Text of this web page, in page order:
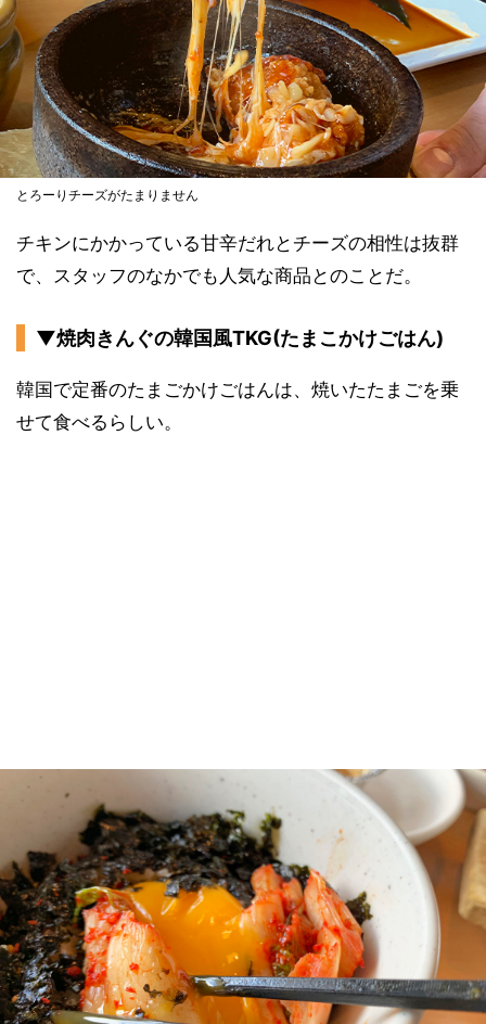
とろーりチーズがたまりません
チキンにかかっている甘辛だれとチーズの相性は抜群
で、スタッフのなかでも人気な商品とのことだ。
▼焼肉きんぐの韓国風TKG(たまこかけごはん)
韓国で定番のたまごかけごはんは、焼いたたまごを乗
せて食べるらしい。